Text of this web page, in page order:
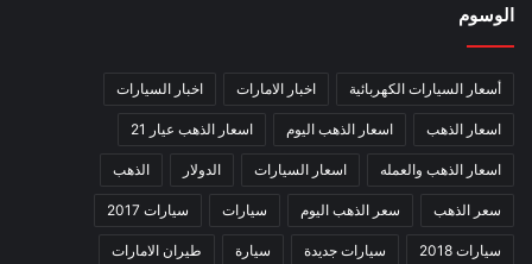
الوسوم
أسعار السيارات الكهربائية اخبار الامارات اخبار السيارات
اسعار الذهب اسعار الذهب اليوم اسعار الذهب عيار 21
اسعار الذهب والعمله اسعار السيارات الدولار الذهب
سعر الذهب سعر الذهب اليوم سيارات سيارات 2017
سيارات 2018 سيارات جديدة سيارة طيران الامارات